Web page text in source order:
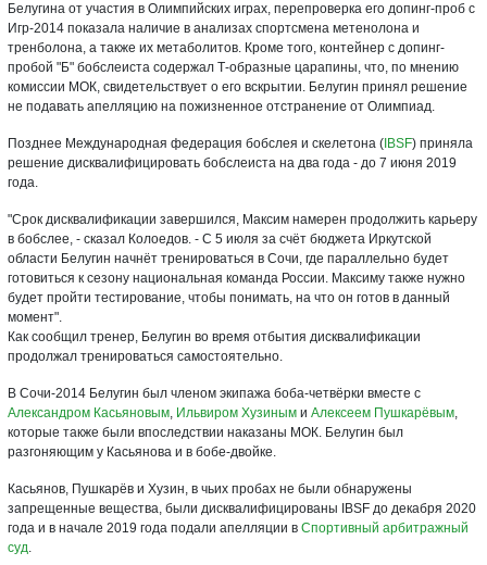
Белугина от участия в Олимпийских играх, перепроверка его допинг-проб с
Игр-2014 показала наличие в анализах спортсмена метенолона и
тренболона, а также их метаболитов. Кроме того, контейнер с допинг-
пробой "Б" бобслеиста содержал Т-образные царапины, что, по мнению
комиссии МОК, свидетельствует о его вскрытии. Белугин принял решение
не подавать апелляцию на пожизненное отстранение от Олимпиад.
Позднее Международная федерация бобслея и скелетона ( IBSF) приняла
решение дисквалифицировать бобслеиста на два года - до 7 июня 2019
года.
"Срок дисквалификации завершился, Максим намерен продолжить карьеру
в бобслее, - сказал Колоедов. - С 5 июля за счёт бюджета Иркутской
области Белугин начнёт тренироваться в Сочи, где параллельно будет
готовиться к сезону национальная команда России. Максиму также нужно
будет пройти тестирование, чтобы понимать, на что он готов в данный
момент".
Как сообщил тренер, Белугин во время отбытия дисквалификации
продолжал тренироваться самостоятельно.
В Сочи-2014 Белугин был членом экипажа боба-четвёрки вместе с
Александром Касьяновым, Ильвиром Хузиным и Алексеем Пушкарёвым,
которые также были впоследствии наказаны МОК. Белугин был
разгоняющим у Касьянова и в бобе-двойке.
Касьянов, Пушкарёв и Хузин, в чьих пробах не были обнаружены
запрещенные вещества, были дисквалифицированы IBSF до декабря 2020
года и в начале 2019 года подали апелляции в Спортивный арбитражный
суд.